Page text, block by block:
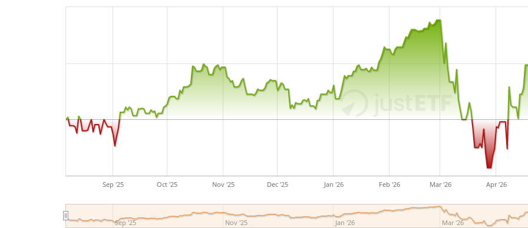
Sep '25 Oct '25 Nov '25 Dec '25 Jan '26 Feb '26 Mar '26 Apr '26
Sep '25 Nov '25 Jan '26 Mar '26